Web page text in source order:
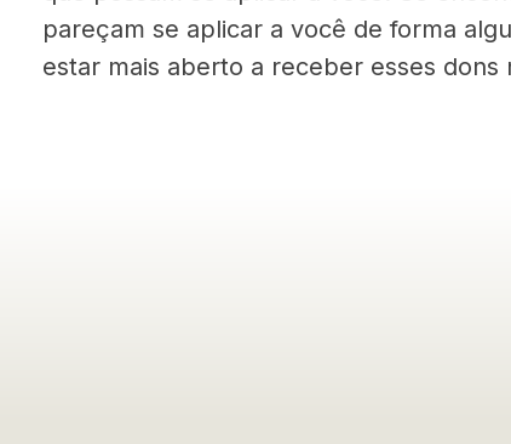
pareçam se aplicar a você de forma
estar mais aberto a receber esses dons